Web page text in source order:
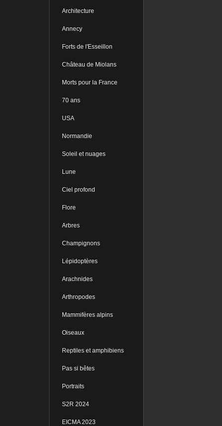
Architecture
Annecy
Forts de l'Esseillon
Château de Miolans
Morts pour la France
70 ans
USA
Normandie
Soleil et nuages
Lune
Ciel profond
Flore
Arbres
Champignons
Lépidoptères
Arachnides
Arthropodes
Mammifères alpins
Oiseaux
Reptiles et amphibiens
Pas si bêtes
Portraits
S2R 2024
EICMA 2023